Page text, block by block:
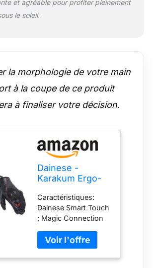
et agréable pour profiter pleinement
le soleil.
la morphologie de votre main
à la coupe de ce produit
à finaliser votre décision.
Dainese -
Karakum Ergo-
Connection
Gloves, Gants
Moto Été, Gants
Homme Tissu
Ventilé Et
Extensible,
Paume Cuir,
Caractéristiques:
Dainese Smart Touch
; Magic Connection
réfléchissants ;
Inserts souples
ERGONOMIE: